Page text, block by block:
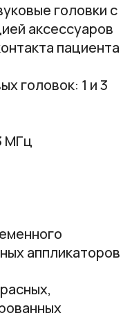
головки с
аксессуаров
пациента
головок: 1 и 3
МГц
аппликаторов